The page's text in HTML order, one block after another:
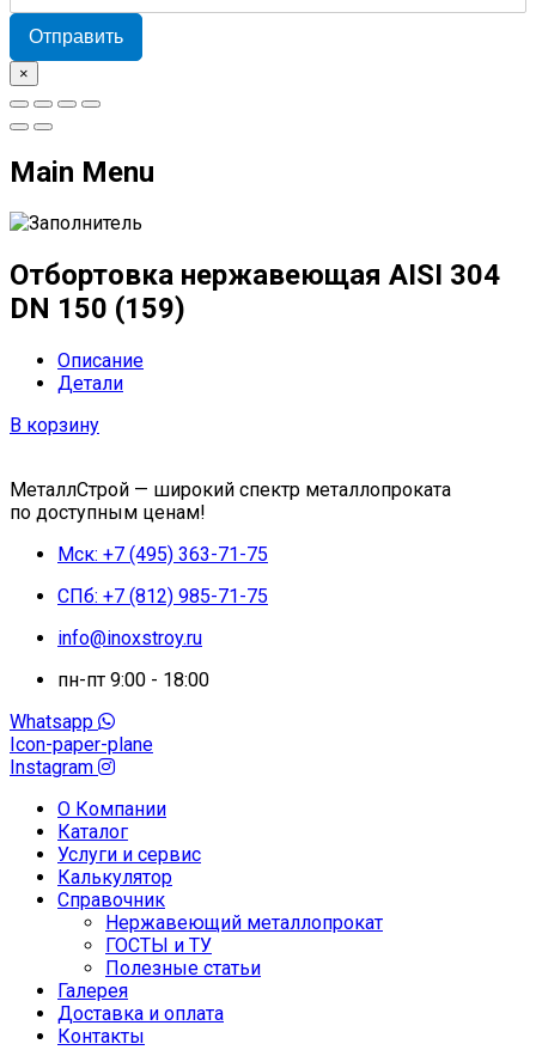
Отправить
×
Main Menu
Отбортовка нержавеющая AISI 304
DN 150 (159)
Описание
Детали
В корзину
МеталлСтрой — широкий спектр металлопроката
по доступным ценам!
Мск: +7 (495) 363-71-75
СПб: +7 (812) 985-71-75
info@inoxstroy.ru
пн-пт 9:00 - 18:00
Whatsapp
Icon-paper-plane
Instagram
О Компании
Каталог
Услуги и сервис
Калькулятор
Справочник
Нержавеющий металлопрокат
ГОСТЫ и ТУ
Полезные статьи
Галерея
Доставка и оплата
Контакты